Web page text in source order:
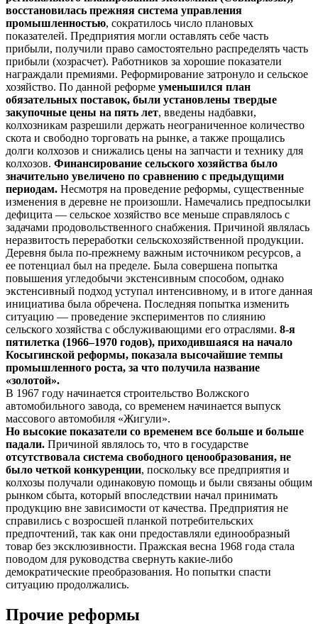
восстановилась прежняя система управления
промышленностью, сократилось число плановых
показателей. Предприятия могли оставлять себе часть
прибыли, получили право самостоятельно распределять часть
прибыли (хозрасчет). Работников за хорошие показатели
награждали премиями. Реформирование затронуло и сельское
хозяйство. По данной реформе уменьшился план
обязательных поставок, были установлены твердые
закупочные цены на пять лет, введены надбавки,
колхозникам разрешили держать неограниченное количество
скота и свободно торговать на рынке, а также прощались
долги колхозов и снижались цены на запчасти и технику для
колхозов. Финансирование сельского хозяйства было
значительно увеличено по сравнению с предыдущими
периодам. Несмотря на проведение реформы, существенные
изменения в деревне не произошли. Намечались предпосылки
дефицита — сельское хозяйство все меньше справлялось с
задачами продовольственного снабжения. Причиной являлась
неразвитость переработки сельскохозяйственной продукции.
Деревня была по-прежнему важным источником ресурсов, а
ее потенциал был на пределе. Была совершена попытка
повышения угледобычи экстенсивным способом, однако
экстенсивный подход уступал интенсивному, и в итоге данная
инициатива была обречена. Последняя попытка изменить
ситуацию — проведение экспериментов по слиянию
сельского хозяйства с обслуживающими его отраслями. 8-я
пятилетка (1966–1970 годов), приходившаяся на начало
Косыгинской реформы, показала высочайшие темпы
промышленного роста, за что получила название
«золотой».
В 1967 году начинается строительство Волжского
автомобильного завода, со временем начинается выпуск
массового автомобиля «Жигули».
Но высокие показатели со временем все больше и больше
падали. Причиной являлось то, что в государстве
отсутствовала система свободного ценообразования, не
было четкой конкуренции, поскольку все предприятия и
колхозы получали одинаковую помощь и были связаны общим
рынком сбыта, который впоследствии начал принимать
продукцию вне зависимости от качества. Предприятия не
справились с возросшей планкой потребительских
предпочтений, так как они предоставляли единообразный
товар без эксклюзивности. Пражская весна 1968 года стала
поводом для руководства свернуть какие-либо
демократические преобразования. Но попытки спасти
ситуацию продолжались.
Прочие реформы